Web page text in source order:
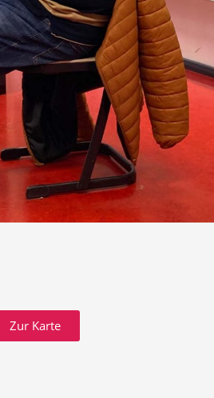
Zur Karte